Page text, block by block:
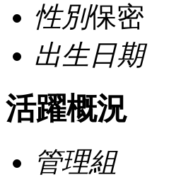
性別保密
出生日期
活躍概況
管理組